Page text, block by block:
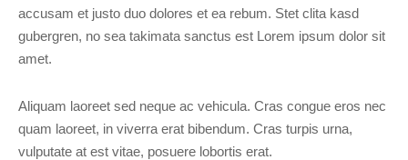
accusam et justo duo dolores et ea rebum. Stet clita kasd
gubergren, no sea takimata sanctus est Lorem ipsum dolor sit
amet.
Aliquam laoreet sed neque ac vehicula. Cras congue eros nec
quam laoreet, in viverra erat bibendum. Cras turpis urna,
vulputate at est vitae, posuere lobortis erat.